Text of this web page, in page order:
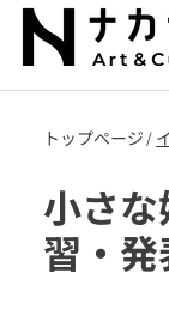
トップページ /
小さ
習・